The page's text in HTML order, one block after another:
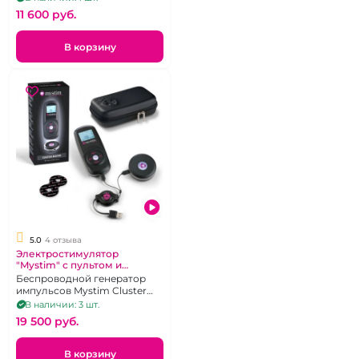
перезаряжаемый
11 600 pуб.
В корзину
5.0 4 отзыва
Электростимулятор
"Mystim" с пультом и
приёмником
Беспроводной генератор
импульсов Mystim Cluster
Buster
В наличии: 3 шт.
19 500 pуб.
В корзину